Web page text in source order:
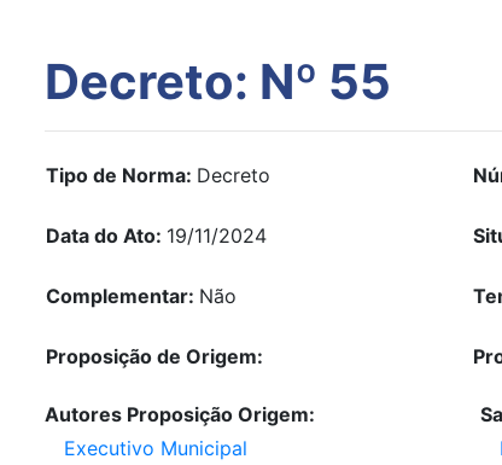
Decreto: Nº 55
Tipo de Norma: Decreto
Data do Ato: 19/11/2024
Complementar: Não
Proposição de Origem:
Autores Proposição Origem:
Executivo Municipal